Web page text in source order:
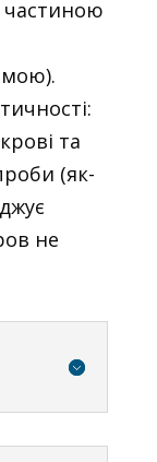
та
(як-
не